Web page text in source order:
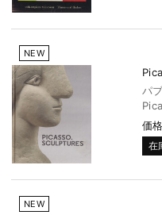
NEW
パ
価
在
NEW